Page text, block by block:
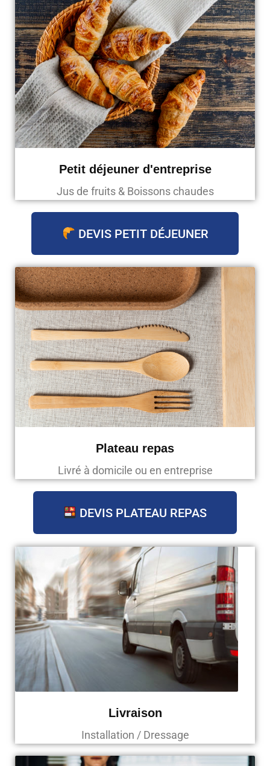
Petit déjeuner d'entreprise
Jus de fruits & Boissons chaudes
DEVIS PETIT DÉJEUNER
Plateau repas
Livré à domicile ou en entreprise
DEVIS PLATEAU REPAS
Livraison
Installation / Dressage